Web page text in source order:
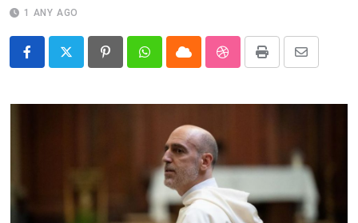
1 ANY AGO
PinterestWhatsappCloud StumbleUpon
Print
Share
Email